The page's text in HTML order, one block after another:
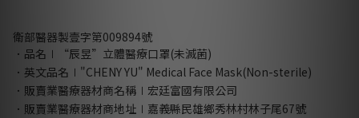
衛部醫器製壹字第009894號
．品名 ∣
“辰昱”立體醫療口罩(未滅菌)
．英文品名 ∣ "CHENY YU" Medical Face Mask(Non-sterile)
．販賣業醫療器材商名稱 ∣ 宏廷富國有限公司
．販賣業醫療器材商地址 ∣ 嘉義縣民雄鄉秀林村林子尾67號